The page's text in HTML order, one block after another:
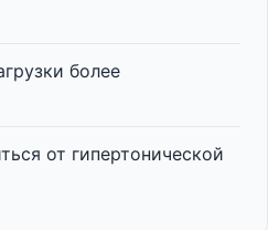
более
от гипертонической